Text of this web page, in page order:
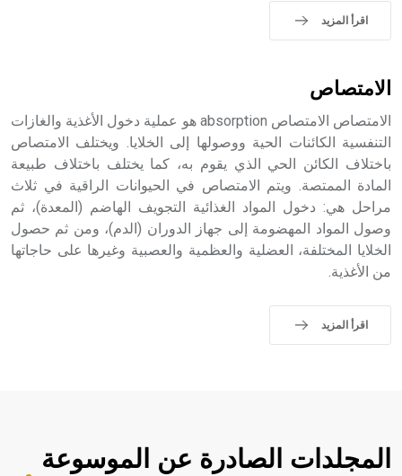
اقرأ المزيد
الامتصاص
الامتصاص الامتصاص absorption هو عملية دخول الأغذية والغازات
التنفسية الكائنات الحية ووصولها إلى الخلايا. ويختلف الامتصاص
باختلاف الكائن الحي الذي يقوم به، كما يختلف باختلاف طبيعة
المادة الممتصة. ويتم الامتصاص في الحيوانات الراقية في ثلاث
مراحل هي: دخول المواد الغذائية التجويف الهاضم (المعدة)، ثم
وصول المواد المهضومة إلى جهاز الدوران (الدم)، ومن ثم حصول
الخلايا المختلفة، العضلية والعظمية والعصبية وغيرها على حاجاتها
من الأغذية.
اقرأ المزيد
المجلدات الصادرة عن الموسوعة